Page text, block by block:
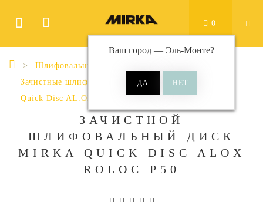
Ваш город — Эль-Монте?
0
Шлифовальные материалы
Зачистные шлифовальные диски
Quick Disc AL.OX Roloc Ø 50 мм
ЗАЧИСТНОЙ
ШЛИФОВАЛЬНЫЙ ДИСК
MIRKA QUICK DISC ALOX
ROLOC P50